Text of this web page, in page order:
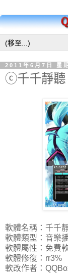
2011年6月7日 星
ⓒ千千靜聽
軟體名稱：千千
軟體類型：音樂
軟體屬性：免費
軟體修復：rr3%
軟改作者：